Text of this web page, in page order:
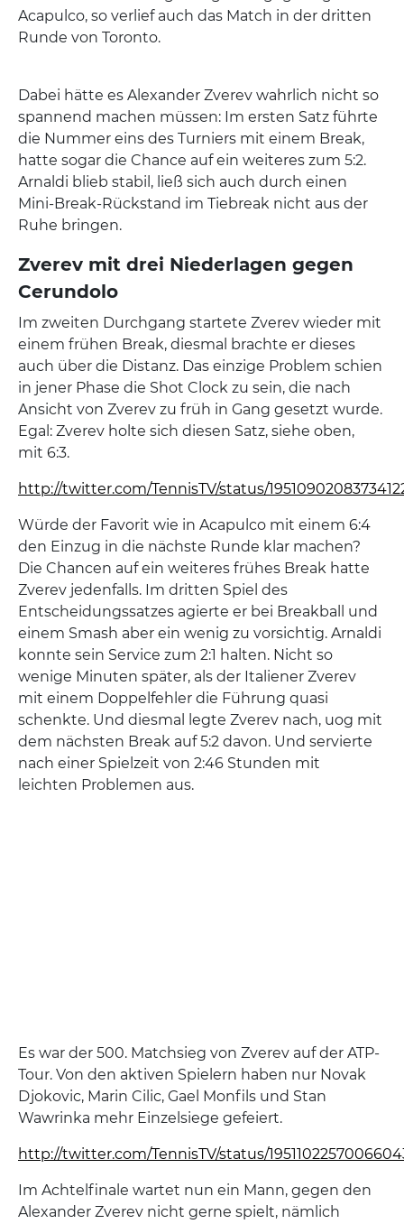
Acapulco, so verlief auch das Match in der dritten
Runde von Toronto.
Dabei hätte es Alexander Zverev wahrlich nicht so
spannend machen müssen: Im ersten Satz führte
die Nummer eins des Turniers mit einem Break,
hatte sogar die Chance auf ein weiteres zum 5:2.
Arnaldi blieb stabil, ließ sich auch durch einen
Mini-Break-Rückstand im Tiebreak nicht aus der
Ruhe bringen.
Zverev mit drei Niederlagen gegen
Cerundolo
Im zweiten Durchgang startete Zverev wieder mit
einem frühen Break, diesmal brachte er dieses
auch über die Distanz. Das einzige Problem schien
in jener Phase die Shot Clock zu sein, die nach
Ansicht von Zverev zu früh in Gang gesetzt wurde.
Egal: Zverev holte sich diesen Satz, siehe oben,
mit 6:3.
http://twitter.com/TennisTV/status/
Würde der Favorit wie in Acapulco mit einem 6:4
den Einzug in die nächste Runde klar machen?
Die Chancen auf ein weiteres frühes Break hatte
Zverev jedenfalls. Im dritten Spiel des
Entscheidungssatzes agierte er bei Breakball und
einem Smash aber ein wenig zu vorsichtig. Arnaldi
konnte sein Service zum 2:1 halten. Nicht so
wenige Minuten später, als der Italiener Zverev
mit einem Doppelfehler die Führung quasi
schenkte. Und diesmal legte Zverev nach, uog mit
dem nächsten Break auf 5:2 davon. Und servierte
nach einer Spielzeit von 2:46 Stunden mit
leichten Problemen aus.
Es war der 500. Matchsieg von Zverev auf der ATP-
Tour. Von den aktiven Spielern haben nur Novak
Djokovic, Marin Cilic, Gael Monfils und Stan
Wawrinka mehr Einzelsiege gefeiert.
http://twitter.com/TennisTV/status/
Im Achtelfinale wartet nun ein Mann, gegen den
Alexander Zverev nicht gerne spielt, nämlich